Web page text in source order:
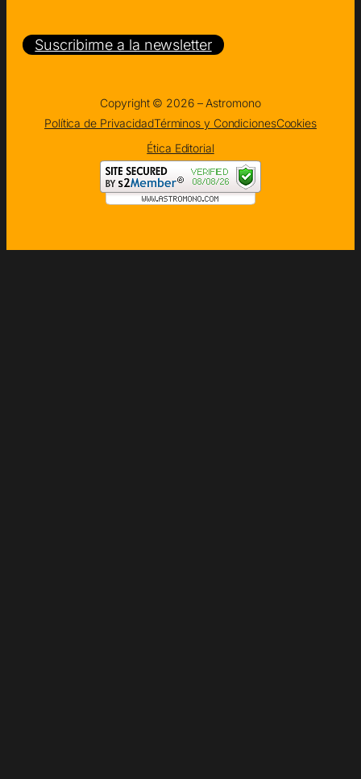
Suscribirme a la newsletter
Copyright © 2026 – Astromono
Política de PrivacidadTérminos y CondicionesCookies
Ética Editorial